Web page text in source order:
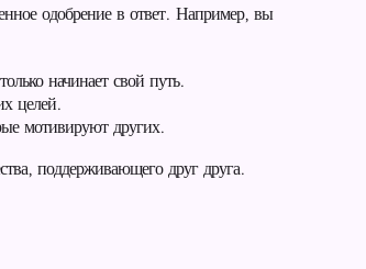
одобрение в ответ. Например, вы
начинает свой путь.
целей.
мотивируют других.
поддерживающего друг друга.